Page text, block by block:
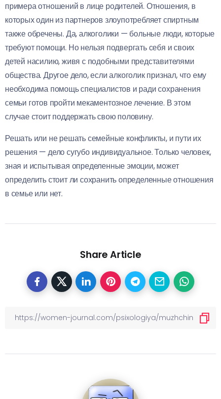
примера отношений в лице родителей. Отношения, в
которых один из партнеров злоупотребляет спиртным
также обречены. Да, алкоголики — больные люди, которые
требуют помощи. Но нельзя подвергать себя и своих
детей насилию, живя с подобными представителями
общества. Другое дело, если алкоголик признал, что ему
необходима помощь специалистов и ради сохранения
семьи готов пройти мекаментозное лечение. В этом
случае стоит поддержать свою половину.
Решать или не решать семейные конфликты, и пути их
решения — дело сугубо индивидуальное. Только человек,
зная и испытывая определенные эмоции, может
определить стоит ли сохранить определенные отношения
в семье или нет.
Share Article